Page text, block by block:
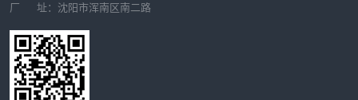
厂 址：沈阳市浑南区南二路